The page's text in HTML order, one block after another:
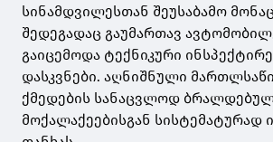
სინამდვილესთან შეუსაბამო
შედეგადაც გაუმართავ
გაიცემოდა ტექნიკური
დასკვნები. აღნიშნული
ქმედების სანაცვლოდ
მოქალაქეებისგან სისტემატურად